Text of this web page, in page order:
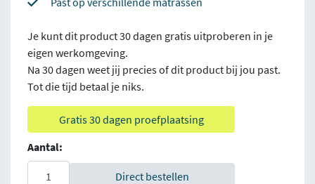
Je kunt dit product 30 dagen gratis uitproberen in je
eigen werkomgeving.
Na 30 dagen weet jij precies of dit product bij jou past.
Tot die tijd betaal je niks.
Gratis 30 dagen proefplaatsing
Aantal:
Direct bestellen